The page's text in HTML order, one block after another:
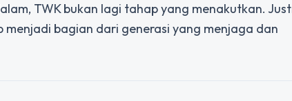
TWK bukan lagi tahap yang menakutkan.
bagian dari generasi yang menjaga dan